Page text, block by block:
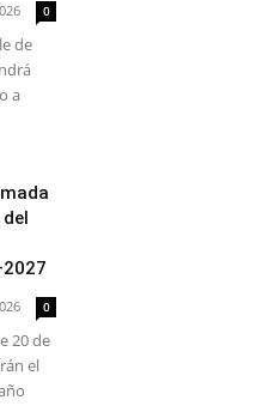
0
de
a
0
20 de
el